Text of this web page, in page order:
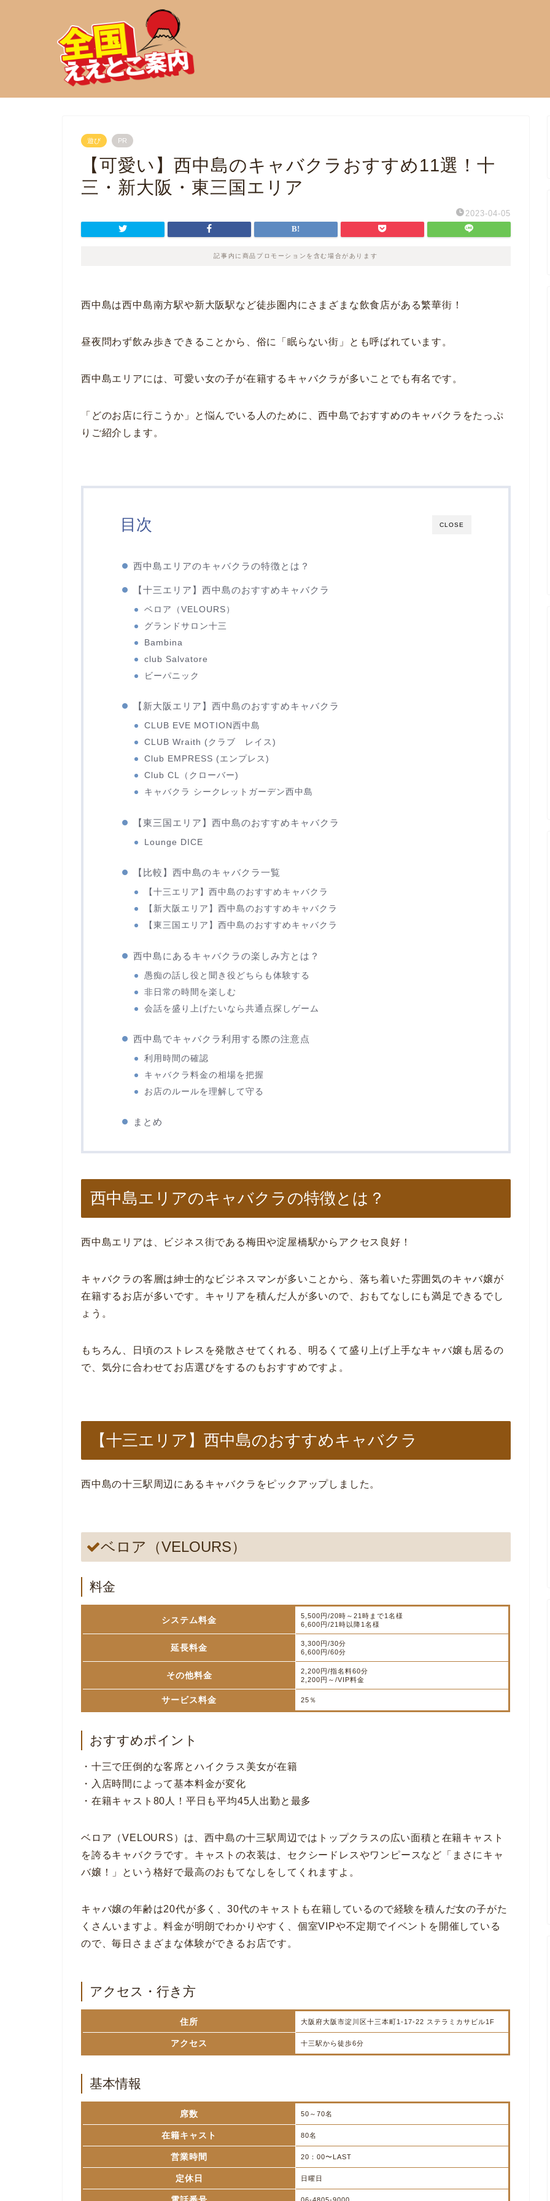
遊び PR
【可愛い】西中島のキャバクラおすすめ11選！十
三・新大阪・東三国エリア
2023-04-05
記事内に商品プロモーションを含む場合があります
西中島は西中島南方駅や新大阪駅など徒歩圏内にさまざまな飲食店がある繁華街！
昼夜問わず飲み歩きできることから、俗に「眠らない街」とも呼ばれています。
西中島エリアには、可愛い女の子が在籍するキャバクラが多いことでも有名です。
「どのお店に行こうか」と悩んでいる人のために、西中島でおすすめのキャバクラをたっぷ
りご紹介します。
CLOSE
目次
西中島エリアのキャバクラの特徴とは？
【十三エリア】西中島のおすすめキャバクラ
ベロア（VELOURS）
グランドサロン十三
Bambina
club Salvatore
ビーパニック
【新大阪エリア】西中島のおすすめキャバクラ
CLUB EVE MOTION西中島
CLUB Wraith (クラブ レイス)
Club EMPRESS (エンプレス)
Club CL（クローバー)
キャバクラ シークレットガーデン西中島
【東三国エリア】西中島のおすすめキャバクラ
Lounge DICE
【比較】西中島のキャバクラ一覧
【十三エリア】西中島のおすすめキャバクラ
【新大阪エリア】西中島のおすすめキャバクラ
【東三国エリア】西中島のおすすめキャバクラ
西中島にあるキャバクラの楽しみ方とは？
愚痴の話し役と聞き役どちらも体験する
非日常の時間を楽しむ
会話を盛り上げたいなら共通点探しゲーム
西中島でキャバクラ利用する際の注意点
利用時間の確認
キャバクラ料金の相場を把握
お店のルールを理解して守る
まとめ
西中島エリアのキャバクラの特徴とは？
西中島エリアは、ビジネス街である梅田や淀屋橋駅からアクセス良好！
キャバクラの客層は紳士的なビジネスマンが多いことから、落ち着いた雰囲気のキャバ嬢が
在籍するお店が多いです。キャリアを積んだ人が多いので、おもてなしにも満足できるでし
ょう。
もちろん、日頃のストレスを発散させてくれる、明るくて盛り上げ上手なキャバ嬢も居るの
で、気分に合わせてお店選びをするのもおすすめですよ。
【十三エリア】西中島のおすすめキャバクラ
西中島の十三駅周辺にあるキャバクラをピックアップしました。
ベロア（VELOURS）
料金
システム料金
5,500円/20時～21時まで1名様
6,600円/21時以降1名様
延長料金
3,300円/30分
6,600円/60分
その他料金
2,200円/指名料60分
2,200円～/VIP料金
サービス料金 25％
おすすめポイント
・十三で圧倒的な客席とハイクラス美女が在籍
・入店時間によって基本料金が変化
・在籍キャスト80人！平日も平均45人出勤と最多
ベロア（VELOURS）は、西中島の十三駅周辺ではトップクラスの広い面積と在籍キャスト
を誇るキャバクラです。キャストの衣装は、セクシードレスやワンピースなど「まさにキャ
バ嬢！」という格好で最高のおもてなしをしてくれますよ。
キャバ嬢の年齢は20代が多く、30代のキャストも在籍しているので経験を積んだ女の子がた
くさんいますよ。料金が明朗でわかりやすく、個室VIPや不定期でイベントを開催している
ので、毎日さまざまな体験ができるお店です。
アクセス・行き方
住所 大阪府大阪市淀川区十三本町1-17-22 ステラミカサビル1F
アクセス 十三駅から徒歩6分
基本情報
席数 50～70名
在籍キャスト 80名
営業時間 20：00〜LAST
定休日 日曜日
06-4805-9000